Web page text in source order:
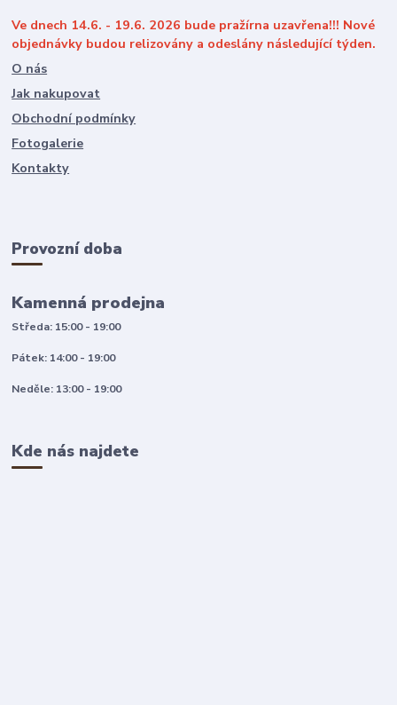
Ve dnech 14.6. - 19.6. 2026 bude pražírna uzavřena!!! Nové
objednávky budou relizovány a odeslány následující týden.
O nás
Jak nakupovat
Obchodní podmínky
Fotogalerie
Kontakty
Provozní doba
Kamenná prodejna
Středa: 15:00 - 19:00
Pátek: 14:00 - 19:00
Neděle: 13:00 - 19:00
Kde nás najdete